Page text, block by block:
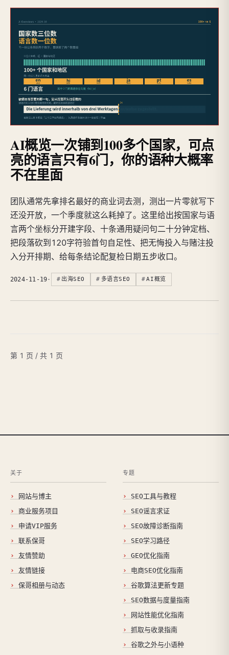
AI概览一次铺到100多个国家，可点
亮的语言只有6门，你的语种大概率
不在里面
团队通常先拿排名最好的商业词去测，测出一片零就写下
还没开放，一个季度就这么耗掉了。这里给出按国家与语
言两个坐标分开建字段、十条通用疑问句二十分钟定档、
把段落砍到120字符验首句自足性、把无悔投入与赌注投
入分开排期、给每条结论配复检日期五步收口。
2024-11-19 · 出海SEO 多语言SEO AI概览
第 1 页 / 共 1 页
关于
网站与博主
商业服务项目
申请VIP服务
联系保哥
友情赞助
友情链接
保哥相册与动态
专题
SEO工具与教程
SEO谣言求证
SEO故障诊断指南
SEO学习路径
GEO优化指南
电商SEO优化指南
谷歌算法更新专题
SEO数据与度量指南
网站性能优化指南
抓取与收录指南
谷歌之外与小语种